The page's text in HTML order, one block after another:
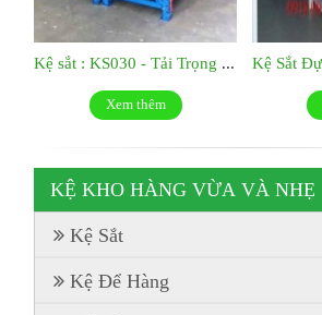
Xem thêm
KỆ KHO HÀNG VỪA VÀ NHẸ
Kệ Sắt
Kệ Để Hàng